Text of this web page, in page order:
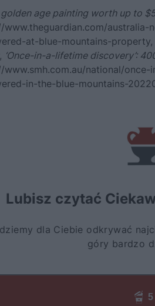
age painting worth up to
www.theguardian.com/
at-blue-mountains-property
‘Once-in-a-lifetime discovery’:
www.smh.com.au/national/
in-the-blue-mountains-